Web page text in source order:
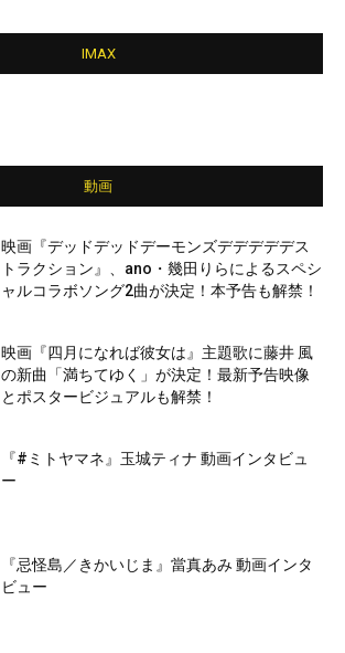
IMAX
動画
映画『デッドデッドデーモンズデデデデデス
トラクション』、ano・幾田りらによるスペシ
ャルコラボソング2曲が決定！本予告も解禁！
映画『四月になれば彼女は』主題歌に藤井 風
の新曲「満ちてゆく」が決定！最新予告映像
とポスタービジュアルも解禁！
『#ミトヤマネ』玉城ティナ 動画インタビュ
ー
『忌怪島／きかいじま』當真あみ 動画インタ
ビュー